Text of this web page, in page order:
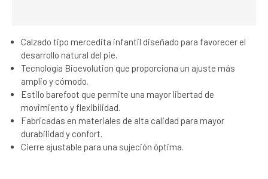
Calzado tipo mercedita infantil diseñado para favorecer el
desarrollo natural del pie.
Tecnología Bioevolution que proporciona un ajuste más
amplio y cómodo.
Estilo barefoot que permite una mayor libertad de
movimiento y flexibilidad.
Fabricadas en materiales de alta calidad para mayor
durabilidad y confort.
Cierre ajustable para una sujeción óptima.